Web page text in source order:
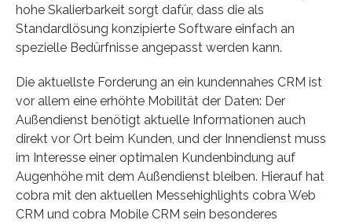
hohe Skalierbarkeit sorgt dafür, dass die als
Standardlösung konzipierte Software einfach an
spezielle Bedürfnisse angepasst werden kann.
Die aktuellste Forderung an ein kundennahes CRM ist
vor allem eine erhöhte Mobilität der Daten: Der
Außendienst benötigt aktuelle Informationen auch
direkt vor Ort beim Kunden, und der Innendienst muss
im Interesse einer optimalen Kundenbindung auf
Augenhöhe mit dem Außendienst bleiben. Hierauf hat
cobra mit den aktuellen Messehighlights cobra Web
CRM und cobra Mobile CRM sein besonderes